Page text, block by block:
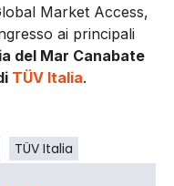
Market Access,
ai principali
del Mar Canabate
TÜV Italia.
TÜV Italia